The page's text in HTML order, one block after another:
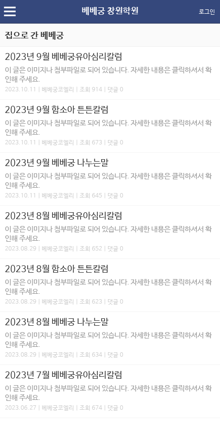
베베궁 창원학원 로그인
집으로 간 베베궁
2023년 9월 베베궁유아심리칼럼
이 글은 이미지나 첨부파일로 되어 있습니다. 자세한 내용은 클릭하셔서 확
인해 주세요.
2023.10.11 | 베베궁코엘리 | 조회 914 | 댓글 0
2023년 9월 함소아 튼튼칼럼
이 글은 이미지나 첨부파일로 되어 있습니다. 자세한 내용은 클릭하셔서 확
인해 주세요.
2023.10.11 | 베베궁코엘리 | 조회 673 | 댓글 0
2023년 9월 베베궁 나누는말
이 글은 이미지나 첨부파일로 되어 있습니다. 자세한 내용은 클릭하셔서 확
인해 주세요.
2023.10.11 | 베베궁코엘리 | 조회 645 | 댓글 0
2023년 8월 베베궁유아심리칼럼
이 글은 이미지나 첨부파일로 되어 있습니다. 자세한 내용은 클릭하셔서 확
인해 주세요.
2023.08.29 | 베베궁코엘리 | 조회 652 | 댓글 0
2023년 8월 함소아 튼튼칼럼
이 글은 이미지나 첨부파일로 되어 있습니다. 자세한 내용은 클릭하셔서 확
인해 주세요.
2023.08.29 | 베베궁코엘리 | 조회 623 | 댓글 0
2023년 8월 베베궁 나누는말
이 글은 이미지나 첨부파일로 되어 있습니다. 자세한 내용은 클릭하셔서 확
인해 주세요.
2023.08.29 | 베베궁코엘리 | 조회 634 | 댓글 0
2023년 7월 베베궁유아심리칼럼
이 글은 이미지나 첨부파일로 되어 있습니다. 자세한 내용은 클릭하셔서 확
인해 주세요.
2023.06.27 | 베베궁코엘리 | 조회 674 | 댓글 0